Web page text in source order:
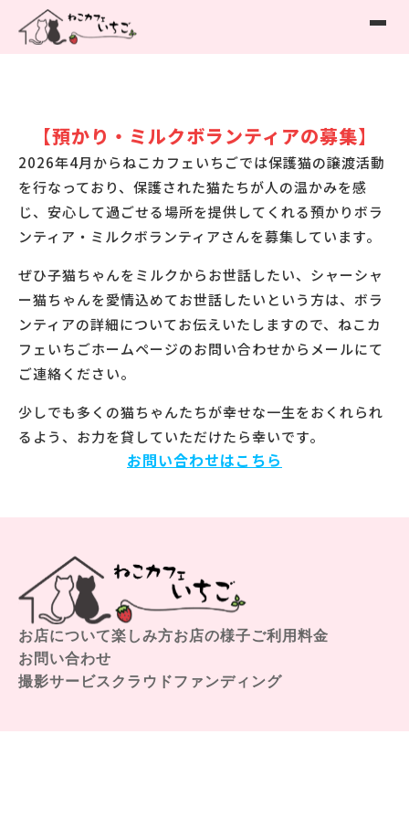
【預かり・ミルクボランティアの募集】
2026年4月からねこカフェいちごでは保護猫の譲渡活動
を行なっており、保護された猫たちが人の温かみを感
じ、安心して過ごせる場所を提供してくれる預かりボラ
ンティア・ミルクボランティアさんを募集しています。
ぜひ子猫ちゃんをミルクからお世話したい、シャーシャ
ー猫ちゃんを愛情込めてお世話したいという方は、ボラ
ンティアの詳細についてお伝えいたしますので、ねこカ
フェいちごホームページのお問い合わせからメールにて
ご連絡ください。
少しでも多くの猫ちゃんたちが幸せな一生をおくれられ
るよう、お力を貸していただけたら幸いです。
お問い合わせはこちら
お店について楽しみ方お店の様子ご利用料金
お問い合わせ
撮影サービスクラウドファンディング